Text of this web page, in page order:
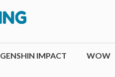
GENSHIN IMPACT WOW